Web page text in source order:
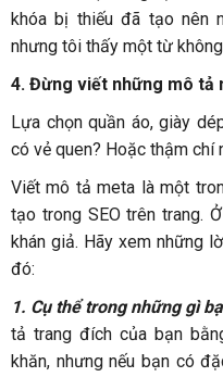
khóa bị thiếu đã tạo nên
nhưng tôi thấy một từ
4. Đừng viết những mô tả
Lựa chọn quần áo, giày
có vẻ quen? Hoặc thậm chí
Viết mô tả meta là một
tạo trong SEO trên trang.
khán giả. Hãy xem những
đó:
1. Cụ thể trong những gì
tả trang đích của bạn
khăn, nhưng nếu bạn có